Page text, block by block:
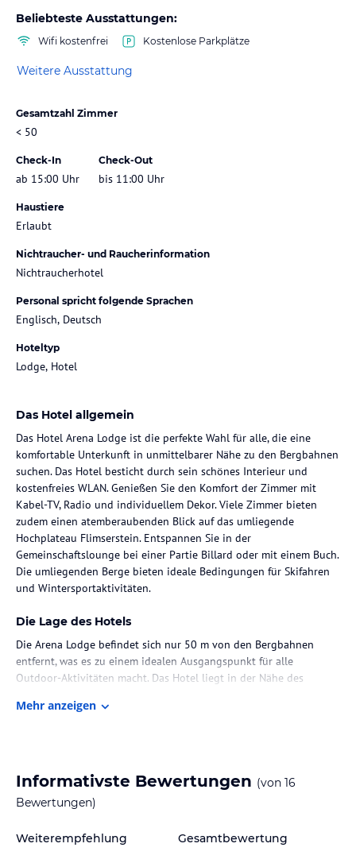
Beliebteste Ausstattungen:
Wifi kostenfrei Kostenlose Parkplätze
Weitere Ausstattung
Gesamtzahl Zimmer
< 50
Check-In
ab 15:00 Uhr
Check-Out
bis 11:00 Uhr
Haustiere
Erlaubt
Nichtraucher- und Raucherinformation
Nichtraucherhotel
Personal spricht folgende Sprachen
Englisch, Deutsch
Hoteltyp
Lodge, Hotel
Das Hotel allgemein
Das Hotel Arena Lodge ist die perfekte Wahl für alle, die eine
komfortable Unterkunft in unmittelbarer Nähe zu den Bergbahnen
suchen. Das Hotel besticht durch sein schönes Interieur und
kostenfreies WLAN. Genießen Sie den Komfort der Zimmer mit
Kabel-TV, Radio und individuellem Dekor. Viele Zimmer bieten
zudem einen atemberaubenden Blick auf das umliegende
Hochplateau Flimserstein. Entspannen Sie in der
Gemeinschaftslounge bei einer Partie Billard oder mit einem Buch.
Die umliegenden Berge bieten ideale Bedingungen für Skifahren
und Wintersportaktivitäten.
Die Lage des Hotels
Die Arena Lodge befindet sich nur 50 m von den Bergbahnen
entfernt, was es zu einem idealen Ausgangspunkt für alle
Outdoor-Aktivitäten macht. Das Hotel liegt in der Nähe des
atemberaubenden Blick auf die umliegenden Berge. In der
Zimmer / Unterbringung im Hotel
Die Zimmer in der Arena Lodge sind geschmackvoll eingerichtet
angenehmen Aufenthalt benötigen. Jedes Zimmer verfügt über
Mehr anzeigen
Informativste Bewertungen (von 16
Bewertungen)
Weiterempfehlung Gesamtbewertung